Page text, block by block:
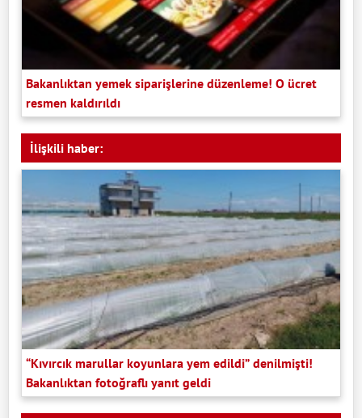
Bakanlıktan yemek siparişlerine düzenleme! O ücret
resmen kaldırıldı
İlişkili haber:
“Kıvırcık marullar koyunlara yem edildi” denilmişti!
Bakanlıktan fotoğraflı yanıt geldi